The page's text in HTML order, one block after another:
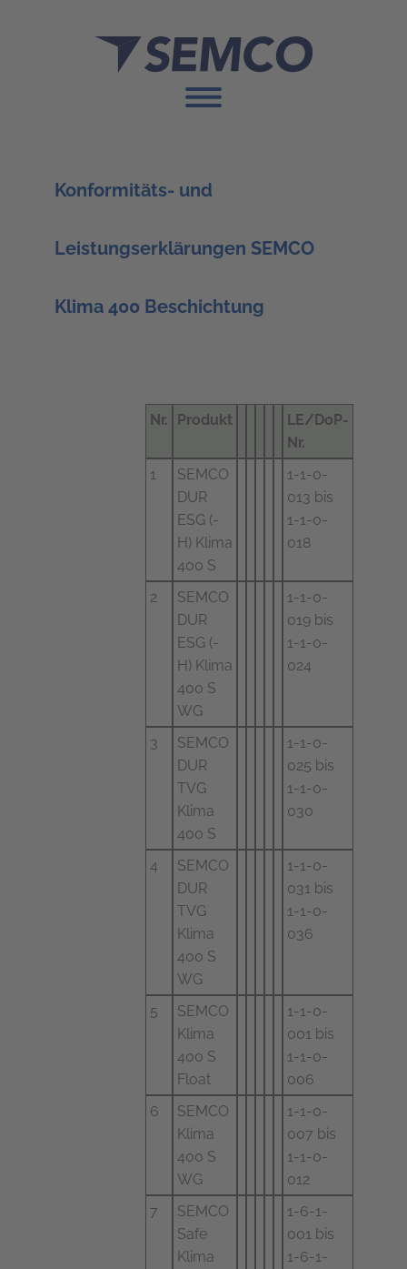
Konformitäts- und
Leistungserklärungen SEMCO
Klima 400 Beschichtung
Nr. Produkt
LE/DoP-
Nr.
1
SEMCO
DUR
ESG (-
H) Klima
400 S
1-1-0-
013 bis
1-1-0-
018
2
SEMCO
DUR
ESG (-
H) Klima
400 S
WG
1-1-0-
019 bis
1-1-0-
024
3
SEMCO
DUR
TVG
Klima
400 S
1-1-0-
025 bis
1-1-0-
030
4
SEMCO
DUR
TVG
Klima
400 S
WG
1-1-0-
031 bis
1-1-0-
036
5
SEMCO
Klima
400 S
Float
1-1-0-
001 bis
1-1-0-
006
6
SEMCO
Klima
400 S
WG
1-1-0-
007 bis
1-1-0-
012
7
SEMCO
Safe
Klima
1-6-1-
001 bis
1-6-1-